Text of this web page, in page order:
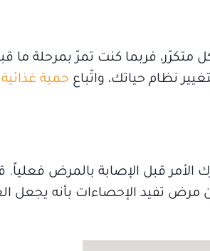
فربما كنت تمرّ بمرحلة ما
نظام حياتك، واتّباع حمية غذائية
الأمر قبل الإصابة بالمرض
مرض تفيد الإحصاءات بأنه يجعل